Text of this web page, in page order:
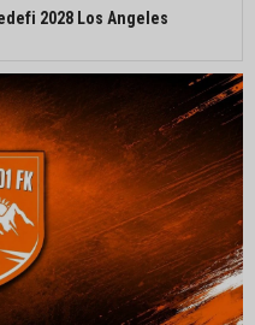
2028 Los Angeles